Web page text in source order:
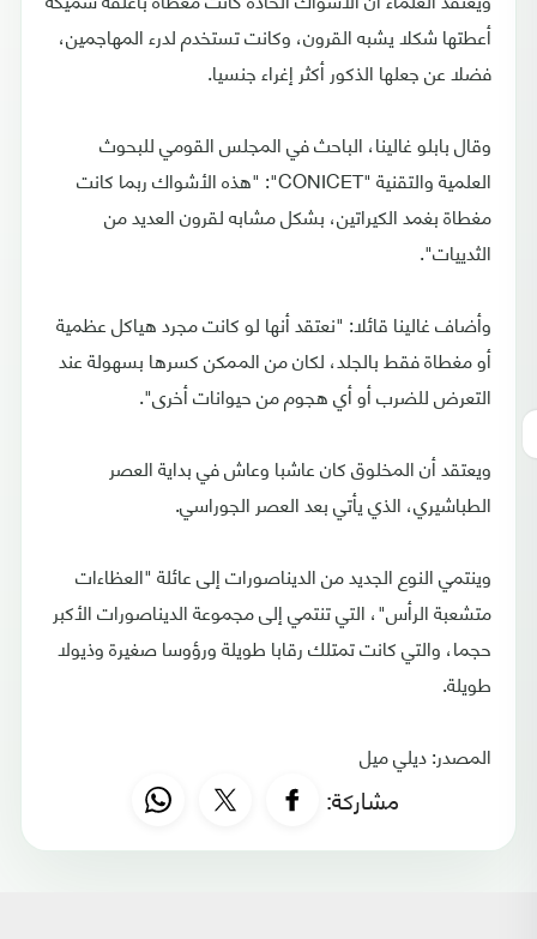
أعطتها شكلا يشبه القرون، وكانت تستخدم لدرء المهاجمين،
فضلا عن جعلها الذكور أكثر إغراء جنسيا.
وقال بابلو غالينا، الباحث في المجلس القومي للبحوث
العلمية والتقنية "CONICET": "هذه الأشواك ربما كانت
مغطاة بغمد الكيراتين، بشكل مشابه لقرون العديد من
الثدييات".
وأضاف غالينا قائلا: "نعتقد أنها لو كانت مجرد هياكل عظمية
أو مغطاة فقط بالجلد، لكان من الممكن كسرها بسهولة عند
التعرض للضرب أو أي هجوم من حيوانات أخرى".
ويعتقد أن المخلوق كان عاشبا وعاش في بداية العصر
الطباشيري، الذي يأتي بعد العصر الجوراسي.
وينتمي النوع الجديد من الديناصورات إلى عائلة "العظاءات
متشعبة الرأس"، التي تنتمي إلى مجموعة الديناصورات الأكبر
حجما، والتي كانت تمتلك رقابا طويلة ورؤوسا صغيرة وذيولا
طويلة.
المصدر: ديلي ميل
مشاركة: